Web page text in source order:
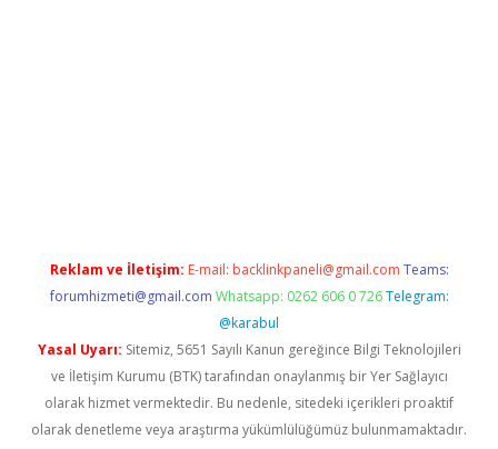
Reklam ve İletişim: E-mail: backlinkpaneli@gmail.com Teams:
forumhizmeti@gmail.com Whatsapp: 0262 606 0 726 Telegram:
@karabul
Yasal Uyarı: Sitemiz, 5651 Sayılı Kanun gereğince Bilgi Teknolojileri
ve İletişim Kurumu (BTK) tarafından onaylanmış bir Yer Sağlayıcı
olarak hizmet vermektedir. Bu nedenle, sitedeki içerikleri proaktif
olarak denetleme veya araştırma yükümlülüğümüz bulunmamaktadır.